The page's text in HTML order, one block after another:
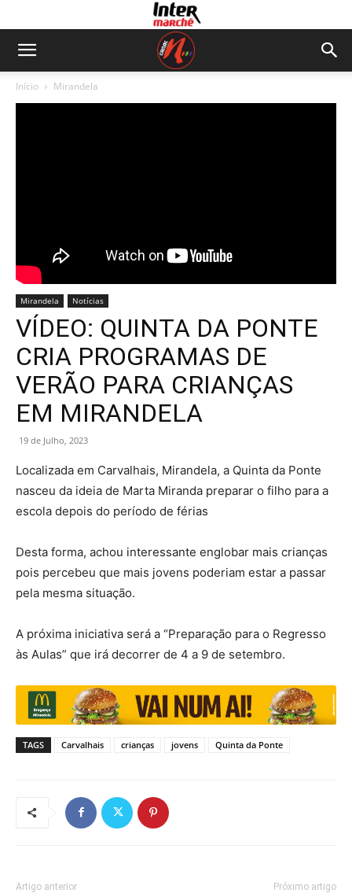
Início Mirandela
Mirandela Notícias
VÍDEO: QUINTA DA PONTE
CRIA PROGRAMAS DE
VERÃO PARA CRIANÇAS
EM MIRANDELA
19 de Julho, 2023
Localizada em Carvalhais, Mirandela, a Quinta da Ponte
nasceu da ideia de Marta Miranda preparar o filho para a
escola depois do período de férias
Desta forma, achou interessante englobar mais crianças
pois percebeu que mais jovens poderiam estar a passar
pela mesma situação.
A próxima iniciativa será a “Preparação para o Regresso
às Aulas” que irá decorrer de 4 a 9 de setembro.
TAGS Carvalhais crianças jovens Quinta da Ponte
Artigo anterior Próximo artigo